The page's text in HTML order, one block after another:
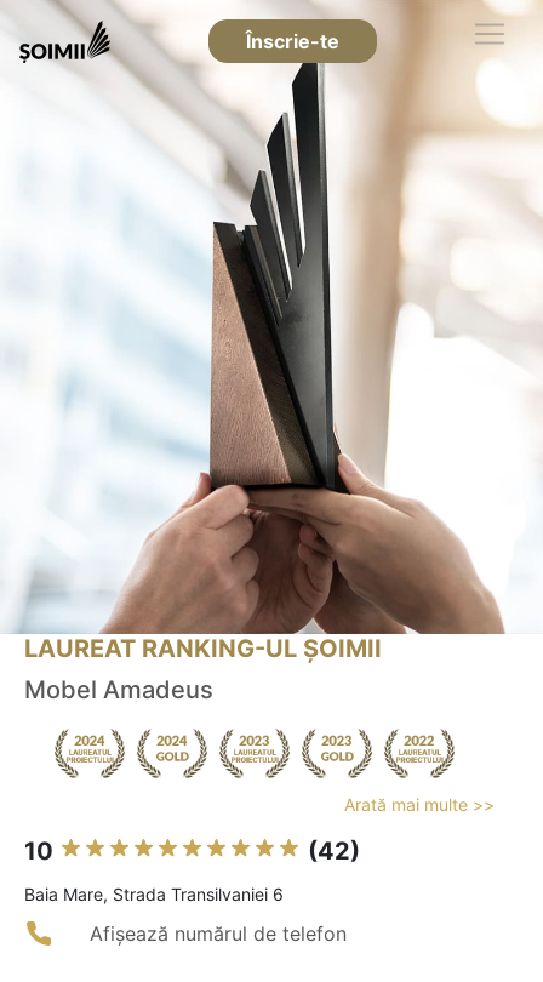
Înscrie-te
LAUREAT RANKING-UL ȘOIMII
Mobel Amadeus
Arată mai multe >>
10 (42)
Baia Mare, Strada Transilvaniei 6
Afișează numărul de telefon